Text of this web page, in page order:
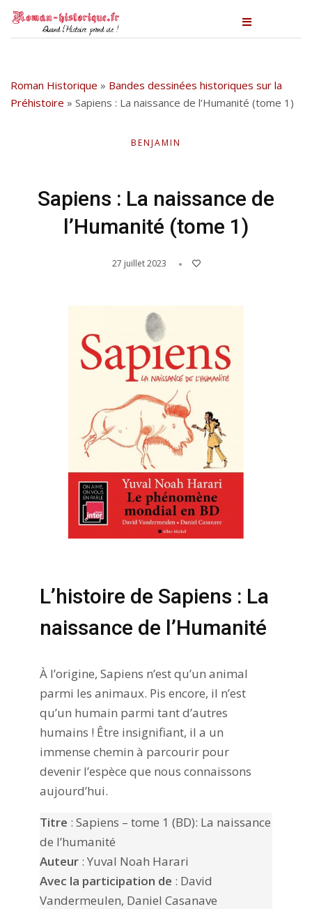
Roman Historique » Bandes dessinées historiques sur la
Préhistoire » Sapiens : La naissance de l’Humanité (tome 1)
BENJAMIN
Sapiens : La naissance de
l’Humanité (tome 1)
27 juillet 2023
L’histoire de Sapiens : La
naissance de l’Humanité
À l’origine, Sapiens n’est qu’un animal
parmi les animaux. Pis encore, il n’est
qu’un humain parmi tant d’autres
humains ! Être insignifiant, il a un
immense chemin à parcourir pour
devenir l’espèce que nous connaissons
aujourd’hui.
Titre : Sapiens – tome 1 (BD): La naissance
de l’humanité
Auteur : Yuval Noah Harari
Avec la participation de : David
Vandermeulen, Daniel Casanave